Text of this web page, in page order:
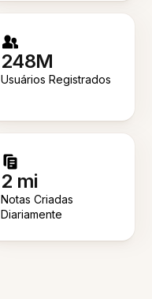
248M
Usuários Registrados
2 mi
Notas Criadas
Diariamente